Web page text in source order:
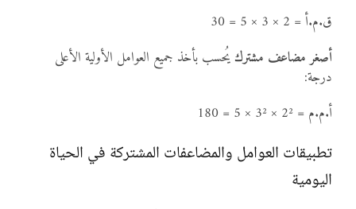
ق.م.أ = 2 × 3 × 5 = 30
أصغر مضاعف مشتركيُحسب بأخذ جميع العوامل الأولية الأعلى
درجة:
أ.م.م = 2² × 3² × 5 = 180
تطبيقات العوامل والمضاعفات المشتركة في الحياة
اليومية